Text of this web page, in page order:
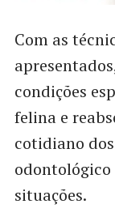
Com as
condições
felina e
cotidiano
odontológico
situações.